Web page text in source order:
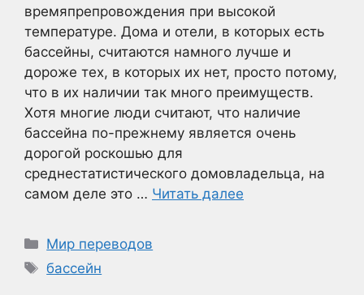
времяпрепровождения при высокой
температуре. Дома и отели, в которых есть
бассейны, считаются намного лучше и
дороже тех, в которых их нет, просто потому,
что в их наличии так много преимуществ.
Хотя многие люди считают, что наличие
бассейна по-прежнему является очень
дорогой роскошью для
среднестатистического домовладельца, на
самом деле это … Читать далее
Рубрики
Мир переводов
Метки
бассейн